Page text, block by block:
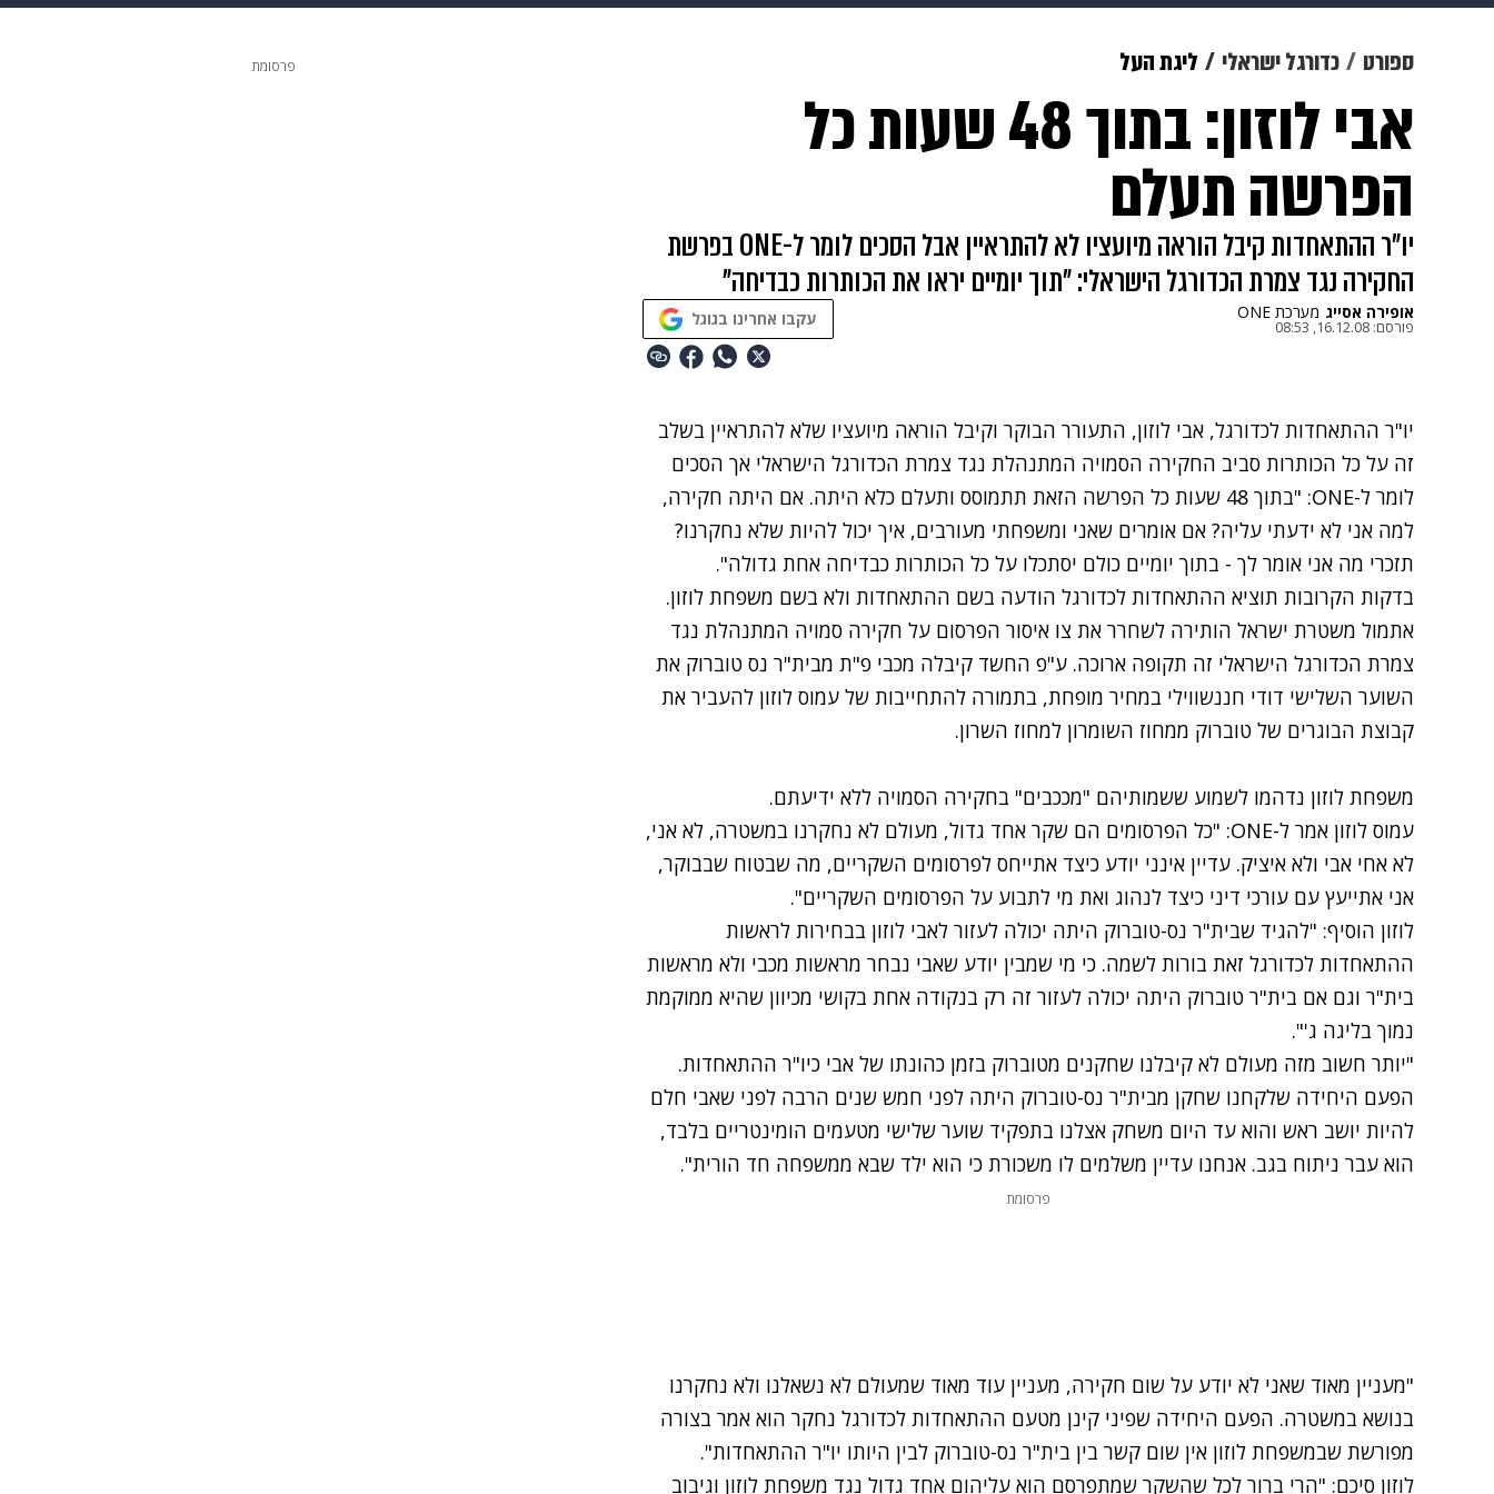
צבא וביטחון makoZ
ויוה משפט תשעה חודשים מתכונים פרויקטים מיוחדים
ספורט כדורגל ישראלי ליגת העל
אבי לוזון: בתוך 48 שעות כל
הפרשה תעלם
יו"ר ההתאחדות קיבל הוראה מיועציו לא להתראיין אבל הסכים לומר ל-ONE בפרשת
החקירה נגד צמרת הכדורגל הישראלי: "תוך יומיים יראו את הכותרות כבדיחה"
אופירה אסייג מערכת ONE
פורסם: 16.12.08, 08:53 עקבו אחרינו בגוגל
יו"ר ההתאחדות לכדורגל, אבי לוזון, התעורר הבוקר וקיבל הוראה מיועציו שלא להתראיין בשלב
זה על כל הכותרות סביב החקירה הסמויה המתנהלת נגד צמרת הכדורגל הישראלי אך הסכים
לומר ל-ONE: "בתוך 48 שעות כל הפרשה הזאת תתמוסס ותעלם כלא היתה. אם היתה חקירה,
למה אני לא ידעתי עליה? אם אומרים שאני ומשפחתי מעורבים, איך יכול להיות שלא נחקרנו?
תזכרי מה אני אומר לך - בתוך יומיים כולם יסתכלו על כל הכותרות כבדיחה אחת גדולה".
בדקות הקרובות תוציא ההתאחדות לכדורגל הודעה בשם ההתאחדות ולא בשם משפחת לוזון.
אתמול משטרת ישראל הותירה לשחרר את צו איסור הפרסום על חקירה סמויה המתנהלת נגד
צמרת הכדורגל הישראלי זה תקופה ארוכה. ע"פ החשד קיבלה מכבי פ"ת מבית"ר נס טוברוק את
השוער השלישי דודי חננשווילי במחיר מופחת, בתמורה להתחייבות של עמוס לוזון להעביר את
קבוצת הבוגרים של טוברוק ממחוז השומרון למחוז השרון.
משפחת לוזון נדהמו לשמוע ששמותיהם "מככבים" בחקירה הסמויה ללא ידיעתם.
עמוס לוזון אמר ל-ONE: "כל הפרסומים הם שקר אחד גדול, מעולם לא נחקרנו במשטרה, לא אני,
לא אחי אבי ולא איציק. עדיין אינני יודע כיצד אתייחס לפרסומים השקריים, מה שבטוח שבבוקר,
אני אתייעץ עם עורכי דיני כיצד לנהוג ואת מי לתבוע על הפרסומים השקריים".
לוזון הוסיף: "להגיד שבית"ר נס-טוברוק היתה יכולה לעזור לאבי לוזון בבחירות לראשות
ההתאחדות לכדורגל זאת בורות לשמה. כי מי שמבין יודע שאבי נבחר מראשות מכבי ולא מראשות
בית"ר וגם אם בית"ר טוברוק היתה יכולה לעזור זה רק בנקודה אחת בקושי מכיוון שהיא ממוקמת
נמוך בליגה ג'".
"יותר חשוב מזה מעולם לא קיבלנו שחקנים מטוברוק בזמן כהונתו של אבי כיו"ר ההתאחדות.
הפעם היחידה שלקחנו שחקן מבית"ר נס-טוברוק היתה לפני חמש שנים הרבה לפני שאבי חלם
להיות יושב ראש והוא עד היום משחק אצלנו בתפקיד שוער שלישי מטעמים הומינטריים בלבד,
הוא עבר ניתוח בגב. אנחנו עדיין משלמים לו משכורת כי הוא ילד שבא ממשפחה חד הורית".
פרסומת
"מעניין מאוד שאני לא יודע על שום חקירה, מעניין עוד מאוד שמעולם לא נשאלנו ולא נחקרנו
בנושא במשטרה. הפעם היחידה שפיני קינן מטעם ההתאחדות לכדורגל נחקר הוא אמר בצורה
מפורשת שבמשפחת לוזון אין שום קשר בין בית"ר נס-טוברוק לבין היותו יו"ר ההתאחדות".
לוזון סיכם: "הרי ברור לכל שהשקר שמתפרסם הוא עליהום אחד גדול נגד משפחת לוזון וגיבוב
פרסומת